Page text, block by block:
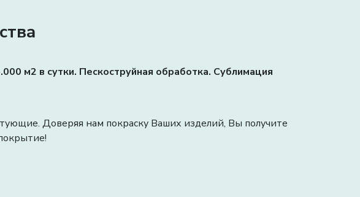
м2 в сутки. Пескоструйная обработка. Сублимация
Доверяя нам покраску Ваших изделий, Вы получите